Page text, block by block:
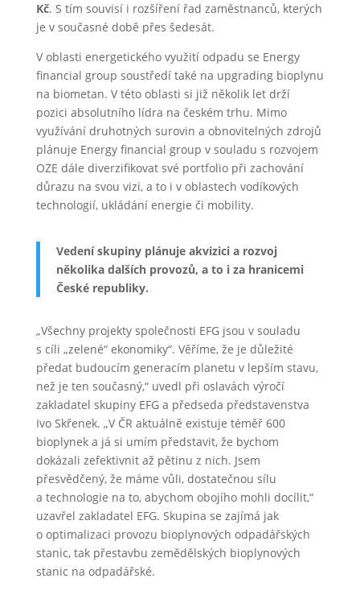
Kč. S tím souvisí i rozšíření řad zaměstnanců, kterých
je v současné době přes šedesát.
V oblasti energetického využití odpadu se Energy
financial group soustředí také na upgrading bioplynu
na biometan. V této oblasti si již několik let drží
pozici absolutního lídra na českém trhu. Mimo
využívání druhotných surovin a obnovitelných zdrojů
plánuje Energy financial group v souladu s rozvojem
OZE dále diverzifikovat své portfolio při zachování
důrazu na svou vizi, a to i v oblastech vodíkových
technologií, ukládání energie či mobility.
Vedení skupiny plánuje akvizici a rozvoj
několika dalších provozů, a to i za hranicemi
České republiky.
„Všechny projekty společnosti EFG jsou v souladu
s cíli „zelené“ ekonomiky“. Věříme, že je důležité
předat budoucím generacím planetu v lepším stavu,
než je ten současný,“ uvedl při oslavách výročí
zakladatel skupiny EFG a předseda představenstva
Ivo Skřenek. „V ČR aktuálně existuje téměř 600
bioplynek a já si umím představit, že bychom
dokázali zefektivnit až pětinu z nich. Jsem
přesvědčený, že máme vůli, dostatečnou sílu
a technologie na to, abychom obojího mohli docílit,“
uzavřel zakladatel EFG. Skupina se zajímá jak
o optimalizaci provozu bioplynových odpadářských
stanic, tak přestavbu zemědělských bioplynových
stanic na odpadářské.